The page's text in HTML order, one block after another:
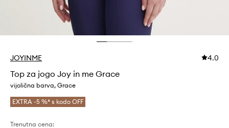
JOYINME 4.0
Top za jogo Joy in me Grace
vijolična barva, Grace
EXTRA -5 %* s kodo OFF
Trenutna cena: